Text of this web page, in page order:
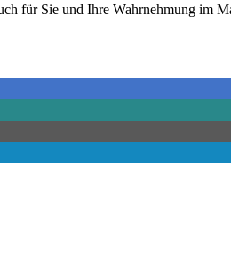
für Sie und Ihre Wahrnehmung im